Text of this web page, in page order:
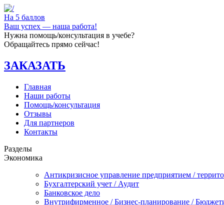
На 5 баллов
Ваш успех — наша работа!
Нужна помощь/консультация в учебе?
Обращайтесь прямо сейчас!
ЗАКАЗАТЬ
Главная
Наши работы
Помощь/консультация
Отзывы
Для партнеров
Контакты
Разделы
Экономика
Антикризисное управление предприятием /
Бухгалтерский учет / Аудит
Банковское дело
Внутрифирменное / Бизнес-планирование /